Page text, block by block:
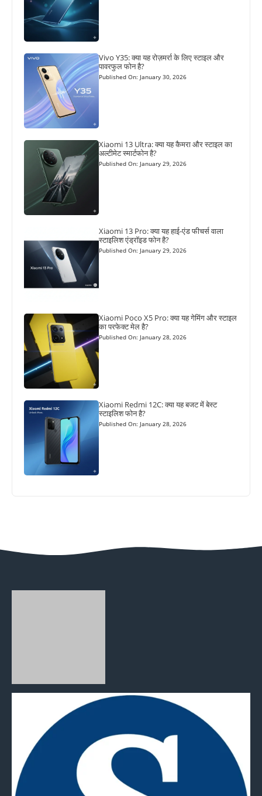
Vivo Y35: क्या यह रोज़मर्रा के लिए स्टाइल और
पावरफुल फोन है?
Published On: January 30, 2026
Xiaomi 13 Ultra: क्या यह कैमरा और स्टाइल का
अल्टीमेट स्मार्टफोन है?
Published On: January 29, 2026
Xiaomi 13 Pro: क्या यह हाई-एंड फीचर्स वाला
स्टाइलिश एंड्रॉइड फोन है?
Published On: January 29, 2026
Xiaomi Poco X5 Pro: क्या यह गेमिंग और स्टाइल
का परफेक्ट मेल है?
Published On: January 28, 2026
Xiaomi Redmi 12C: क्या यह बजट में बेस्ट
स्टाइलिश फोन है?
Published On: January 28, 2026